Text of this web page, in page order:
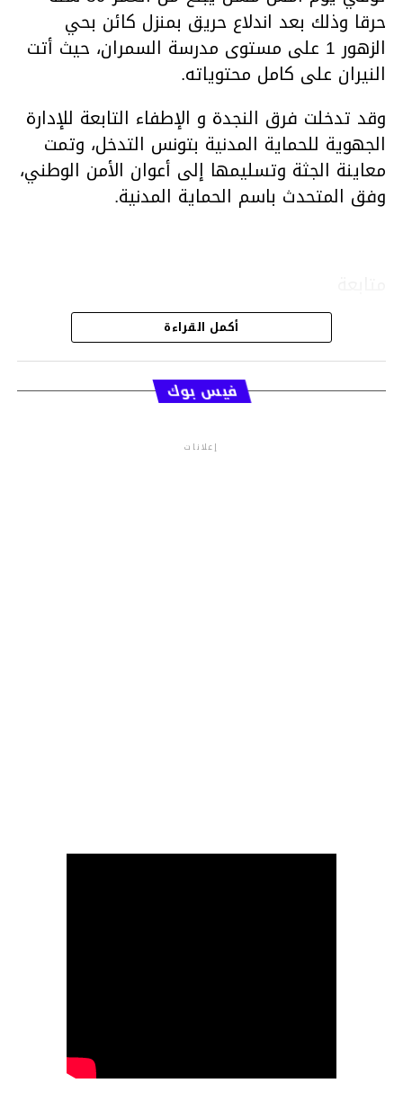
حرقا وذلك بعد اندلاع حريق بمنزل كائن بحي
الزهور 1 على مستوى مدرسة السمران، حيث أتت
النيران على كامل محتوياته.
وقد تدخلت فرق النجدة و الإطفاء التابعة للإدارة
الجهوية للحماية المدنية بتونس التدخل، وتمت
معاينة الجثة وتسليمها إلى أعوان الأمن الوطني،
وفق المتحدث باسم الحماية المدنية.
قسم الاخبار
أكمل القراءة
فيس بوك
إعلانات